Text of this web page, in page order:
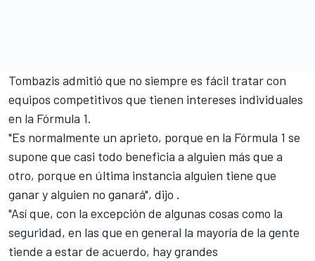
Tombazis admitió que no siempre es fácil tratar con
equipos competitivos que tienen intereses individuales
en la Fórmula 1.
"Es normalmente un aprieto, porque en la Fórmula 1 se
supone que casi todo beneficia a alguien más que a
otro, porque en última instancia alguien tiene que
ganar y alguien no ganará", dijo .
"Así que, con la excepción de algunas cosas como la
seguridad, en las que en general la mayoría de la gente
tiende a estar de acuerdo, hay grandes